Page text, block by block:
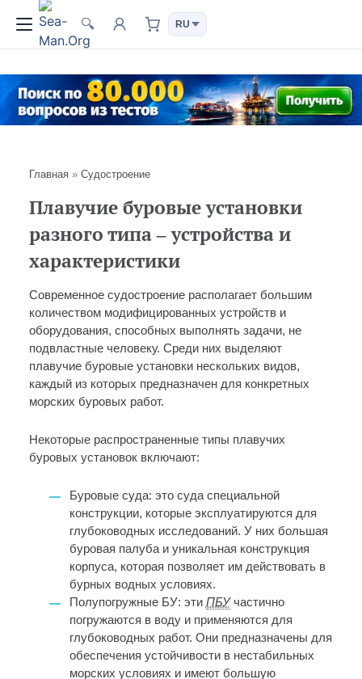
🔍
Главная» Судостроение
Плавучие буровые установки
разного типа – устройства и
характеристики
Современное судостроение располагает большим
количеством модифицированных устройств и
оборудования, способных выполнять задачи, не
подвластные человеку. Среди них выделяют
плавучие буровые установки нескольких видов,
каждый из которых предназначен для конкретных
морских буровых работ.
Некоторые распространенные типы плавучих
буровых установок включают:
Буровые суда: это суда специальной
конструкции, которые эксплуатируются для
глубоководных исследований. У них большая
буровая палуба и уникальная конструкция
корпуса, которая позволяет им действовать в
бурных водных условиях.
Полупогружные БУ: эти ПБУчастично
погружаются в воду и применяются для
глубоководных работ. Они предназначены для
обеспечения устойчивости в нестабильных
морских условиях и имеют большую